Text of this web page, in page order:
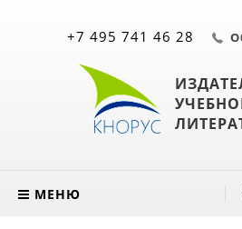
+7 495 741 46 28
МЕНЮ